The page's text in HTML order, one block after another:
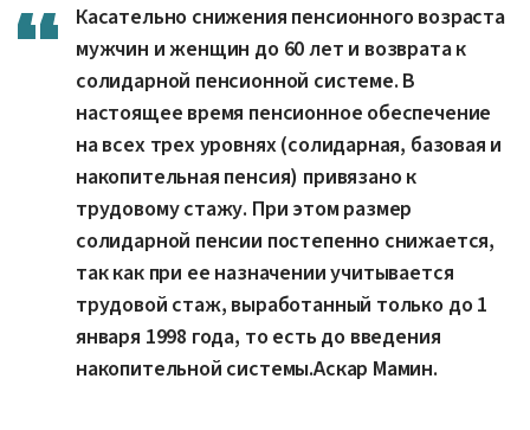
Касательно снижения пенсионного возраста
мужчин и женщин до 60 лет и возврата к
солидарной пенсионной системе. В
настоящее время пенсионное обеспечение
на всех трех уровнях (солидарная, базовая и
накопительная пенсия) привязано к
трудовому стажу. При этом размер
солидарной пенсии постепенно снижается,
так как при ее назначении учитывается
трудовой стаж, выработанный только до 1
января 1998 года, то есть до введения
накопительной системы.Аскар Мамин.